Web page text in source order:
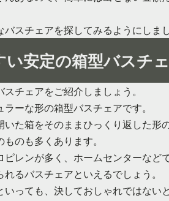
スチェアを探してみるようにしまし
安定の箱型バスチ
チェアをご紹介しましょう。
ーな形の箱型バスチェアです。
た箱をそのままひっくり返した形
のも多くあります。
レンが多く、ホームセンターなど
るバスチェアといえるでしょう。
っても、決しておしゃれではない